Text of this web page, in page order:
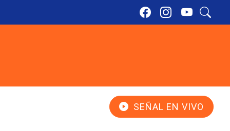
SEÑAL EN VIVO